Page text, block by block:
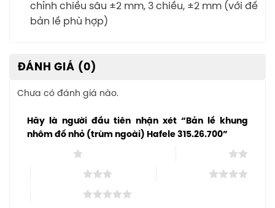
chỉnh chiều sâu ±2 mm, 3 chiều, ±2 mm (với đế
bản lề phù hợp)
ĐÁNH GIÁ (0)
Chưa có đánh giá nào.
Hãy là người đầu tiên nhận xét “Bản lề khung
nhôm đố nhỏ (trùm ngoài) Hafele 315.26.700”